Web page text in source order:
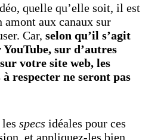
quelle qu’elle soit, il est
amont aux canaux sur
Car, selon qu’il s’agit
sur d’autres
votre site web, les
respecter ne seront pas
specs idéales pour ces
et appliquez-les bien,